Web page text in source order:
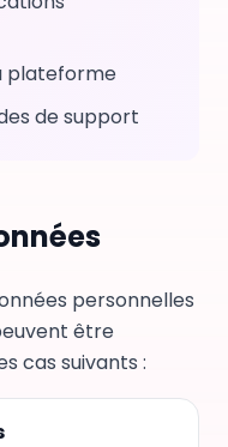
plateforme
de support
personnelles
être
cas suivants :